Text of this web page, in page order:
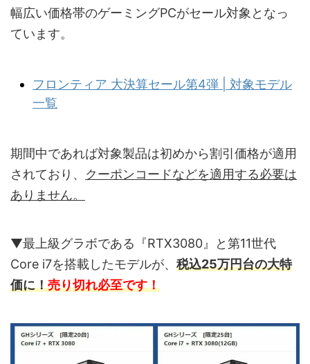
幅広い価格帯のゲーミングPCがセール対象となっ
ています。
フロンティア 大決算セール第4弾 | 対象モデル
一覧
期間中であれば対象製品は初めから割引価格が適用
されており、 クーポンコードなどを適用する必要は
ありません。
▼最上級グラボである『RTX3080』と第11世代
Core i7を搭載したモデルが、 税込25万円台の大特
価に！売り切れ必至です！